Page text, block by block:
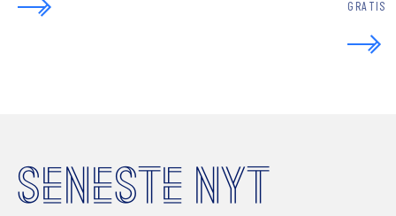
GRATIS
SENESTE NYT